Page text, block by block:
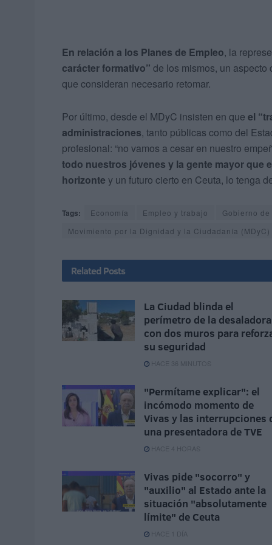
En relación a los Planes de Empleo, la
carácter formativo” de los mismos, un aspecto
que consideran necesario retomar.
Por último, desde el MDyC insisten en que el
administraciones, tanto públicas como del
profesional: “no vamos a cesar en nuestro
todo nuestros jóvenes y la gente mayor que
horizonte y un futuro cierto en Ceuta, lo tenga
Tags: Economía Empleo y trabajo
Gobierno de
Movimiento por la Dignidad y la Ciudadanía (MDyC)
Related Posts
La Ciudad blinda el
perímetro de la desaladora
con dos muros para
su seguridad
HACE 36 MINUTOS
"Permítame explicar": el
incómodo momento de
Vivas y las interrupciones
una presentadora de TVE
HACE 4 HORAS
Vivas pide "socorro" y
"auxilio" al Estado ante la
situación "absolutamente
límite" de Ceuta
HACE 1 DÍA